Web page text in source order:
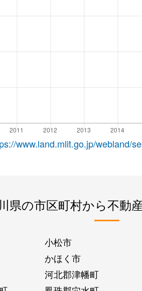
www.land.mlit.go.jp/webland/
県の市区町村から不動
小松市
かほく市
河北郡津幡町